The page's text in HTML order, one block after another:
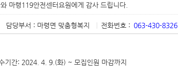
마령119안전센터요원에게 감사 드립니다.
담당부서 : 마령면 맞춤형복지 전화번호 : 063-430-8326
기간: 2024. 4. 9.(화) ~ 모집인원 마감까지